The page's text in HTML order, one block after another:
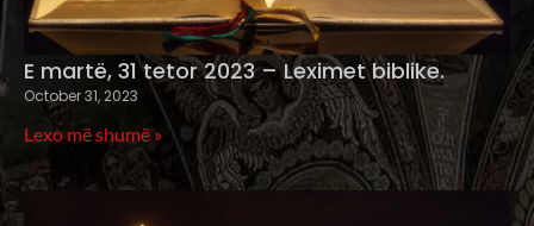
E martë, 31 tetor 2023 – Leximet biblike.
October 31, 2023
Lexo më shumë »